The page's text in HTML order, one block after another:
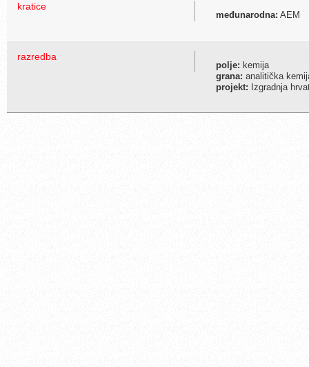
kratice
međunarodna: AEM
razredba
polje: kemija
grana: analitička
projekt: Izgradnja